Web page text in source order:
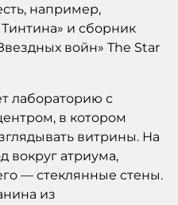
например,
и сборник
войн» The Star
лабораторию с
в котором
витрины. На
вокруг атриума,
— стеклянные стены.
из